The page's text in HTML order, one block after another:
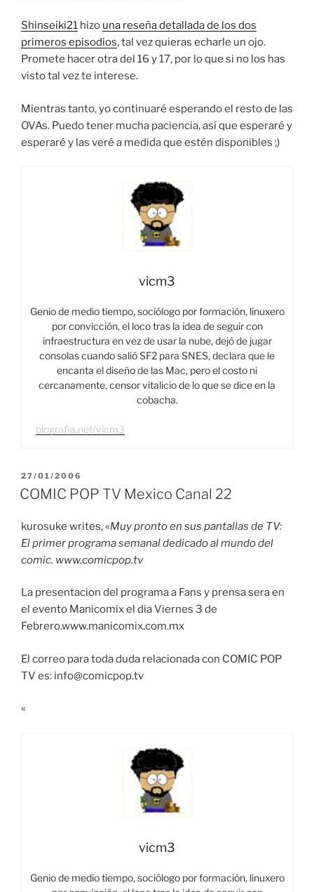
Shinseiki21 hizo una reseña detallada de los dos
primeros episodios, tal vez quieras echarle un ojo.
Promete hacer otra del 16 y 17, por lo que si no los has
visto tal vez te interese.
Mientras tanto, yo continuaré esperando el resto de las
OVAs. Puedo tener mucha paciencia, así que esperaré y
esperaré y las veré a medida que estén disponibles ;)
vicm3
Genio de medio tiempo, sociólogo por formación, linuxero
por convicción, el loco tras la idea de seguir con
infraestructura en vez de usar la nube, dejó de jugar
consolas cuando salió SF2 para SNES, declara que le
encanta el diseño de las Mac, pero el costo ni
cercanamente, censor vitalicio de lo que se dice en la
cobacha.
blografia.net/vicm3
PUBLICADO
EL
27/01/2006
COMIC POP TV Mexico Canal 22
kurosuke writes, «Muy pronto en sus pantallas de TV:
El primer programa semanal dedicado al mundo del
comic. www.comicpop.tv
La presentacion del programa a Fans y prensa sera en
el evento Manicomix el dia Viernes 3 de
Febrero.www.manicomix.com.mx
El correo para toda duda relacionada con COMIC POP
TV es: info@comicpop.tv
«
vicm3
Genio de medio tiempo, sociólogo por formación, linuxero